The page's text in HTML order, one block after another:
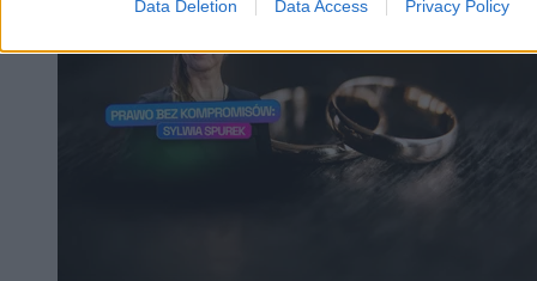
Data Deletion Data Access Privacy Policy